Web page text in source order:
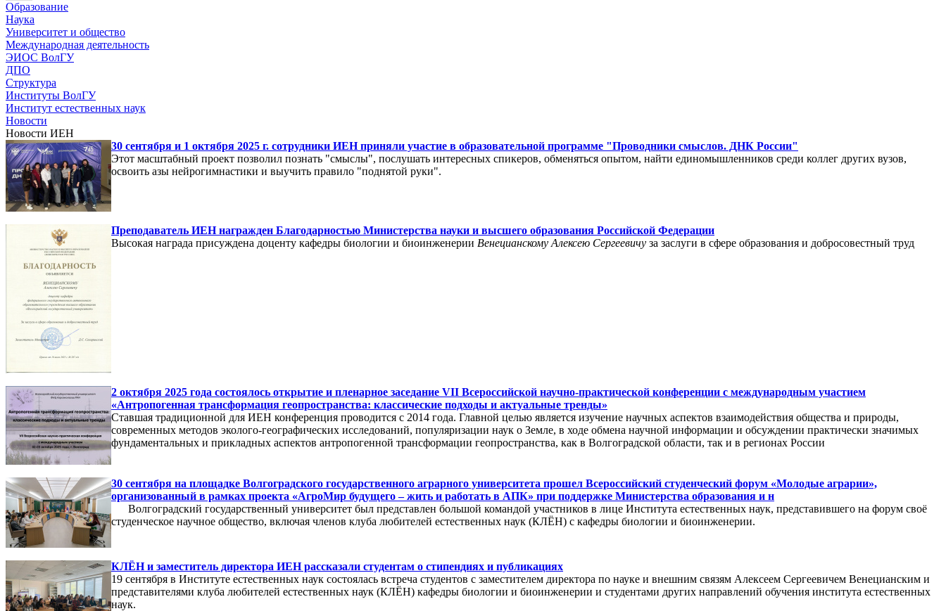
Образование
Наука
Университет и общество
Международная деятельность
ЭИОС ВолГУ
ДПО
Структура
Институты ВолГУ
Институт естественных наук
Новости
Новости ИЕН
30 сентября и 1 октября 2025 г. сотрудники ИЕН приняли участие в образовательной программе "Проводники смыслов. ДНК России"
Этот масштабный проект позволил познать "смыслы", послушать интересных спикеров, обменяться опытом, найти единомышленников среди коллег других вузов,
освоить азы нейрогимнастики и выучить правило "поднятой руки".
Преподаватель ИЕН награжден Благодарностью Министерства науки и высшего образования Российской Федерации
Высокая награда присуждена доценту кафедры биологии и биоинженерии Венецианскому Алексею Сергеевичу за заслуги в сфере образования и добросовестный труд
2 октября 2025 года состоялось открытие и пленарное заседание VII Всероссийской научно-практической конференции с международным участием
«Антропогенная трансформация геопространства: классические подходы и актуальные тренды»
Ставшая традиционной для ИЕН конференция проводится с 2014 года. Главной целью является изучение научных аспектов взаимодействия общества и природы,
современных методов эколого-географических исследований, популяризации наук о Земле, в ходе обмена научной информации и обсуждении практически значимых
фундаментальных и прикладных аспектов антропогенной трансформации геопространства, как в Волгоградской области, так и в регионах России
30 сентября на площадке Волгоградского государственного аграрного университета прошел Всероссийский студенческий форум «Молодые аграрии»,
организованный в рамках проекта «АгроМир будущего – жить и работать в АПК» при поддержке Министерства образования и н
Волгоградский государственный университет был представлен большой командой участников в лице Института естественных наук, представившего на форум своё
студенческое научное общество, включая членов клуба любителей естественных наук (КЛЁН) с кафедры биологии и биоинженерии.
КЛЁН и заместитель директора ИЕН рассказали студентам о стипендиях и публикациях
19 сентября в Институте естественных наук состоялась встреча студентов с заместителем директора по науке и внешним связям Алексеем Сергеевичем Венецианским и
представителями клуба любителей естественных наук (КЛЁН) кафедры биологии и биоинженерии и студентами других направлений обучения института естественных
наук.